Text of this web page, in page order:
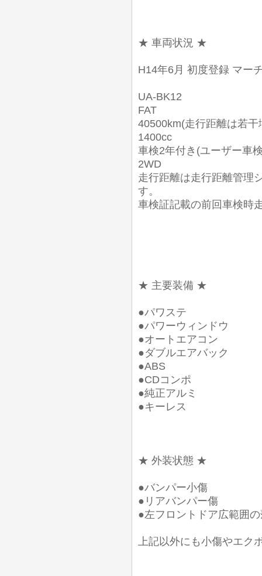
★ 車両状況 ★
H14年6月 初度登録 マー
UA-BK12
FAT
40500km(走行距離は若干
1400cc
車検2年付き(ユーザー車
2WD
走行距離は走行距離管理
す。
車検証記載の前回車検時
★ 主要装備 ★
●パワステ
●パワーウィンドウ
●オートエアコン
●ダブルエアバック
●ABS
●CDコンポ
●純正アルミ
●キーレス
★ 外装状態 ★
●バンパー小傷
●リアバンパー傷
●左フロントドア広範囲
上記以外にも小傷やエク